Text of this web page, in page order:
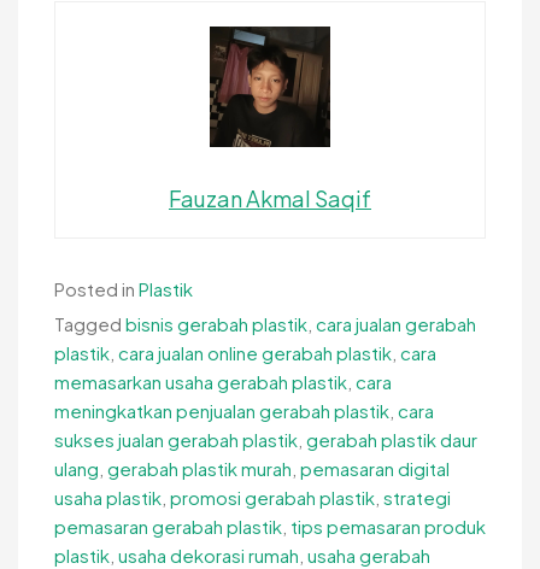
Fauzan Akmal Saqif
Posted in Plastik
Tagged bisnis gerabah plastik cara jualan gerabah
plastik cara jualan online gerabah plastik cara
memasarkan usaha gerabah plastik cara
meningkatkan penjualan gerabah plastik cara
sukses jualan gerabah plastik gerabah plastik daur
ulang gerabah plastik murah pemasaran digital
usaha plastik promosi gerabah plastik strategi
pemasaran gerabah plastik tips pemasaran produk
plastik usaha dekorasi rumah usaha gerabah